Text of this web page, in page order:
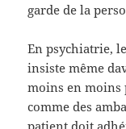
garde de la
En psychiatrie,
insiste même
moins en moins
comme des
patient doit